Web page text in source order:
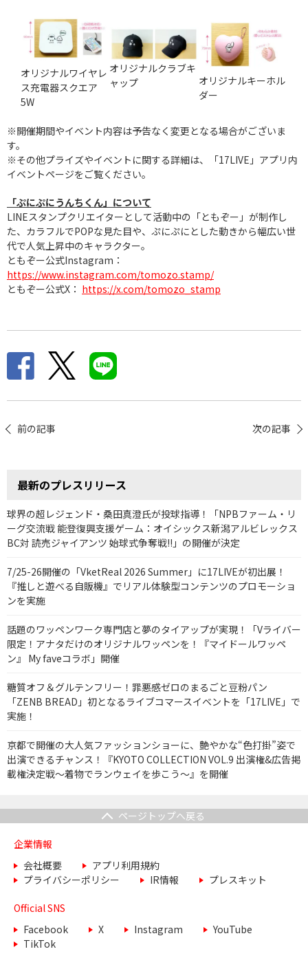
オリジナルワイヤレ
ス充電器スクエア
5W
オリジナルクラブキ
ャップ
オリジナルキーホル
ダー
※開催期間やイベント内容は予告なく変更となる場合がございま
す。
※その他プライズやイベントに関する詳細は、「17LIVE」アプリ内
イベントページをご覧ください。
「ぷにぷにうんちくん」について
LINEスタンプクリエイターとして活動中の「ともぞー」が制作し
た、カラフルでPOPな見た目や、ぷにぷにとした動きから幅広い世
代で人気上昇中のキャラクター。
ともぞー公式Instagram：
https://www.instagram.com/tomozo.stamp/
ともぞー公式X： https://x.com/tomozo_stamp
投
ビ
ゲ
ー
ョ
ン
前の記事 次の記事
最新のプレスリリース
球界の超レジェンド・桑田真澄氏が投球指導！「NPBファーム・リ
ーグ交流戦 能登復興支援ゲーム：オイシックス新潟アルビレックス
BC対 読売ジャイアンツ 始球式争奪戦!!」の開催が決定
7/25-26開催の「VketReal 2026 Summer」に17LIVEが初出展！
『推しと遊べる自販機』でリアル体験型コンテンツのプロモーショ
ンを実施
話題のワッペンワーク専門店と夢のタイアップが実現！「Vライバー
限定！アナタだけのオリジナルワッペンを！『マイドールワッペ
ン』 My faveコラボ」開催
糖質オフ＆グルテンフリー！罪悪感ゼロのまるごと豆粉パン
「ZENB BREAD」初となるライブコマースイベントを「17LIVE」で
実施！
京都で開催の大人気ファッションショーに、艶やかな“色打掛”姿で
出演できるチャンス！『KYOTO COLLECTION VOL.9 出演権&広告掲
載権決定戦〜着物でランウェイを歩こう〜』を開催
ページトップへ戻る
企業情報
会社概要
アプリ利用規約
プライバシーポリシー
IR情報 プレスキット
Official SNS
Facebook
X Instagram
YouTube
TikTok